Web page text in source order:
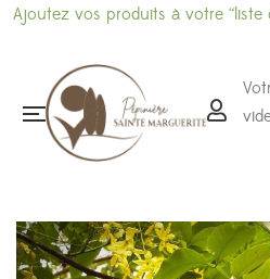
produits à votre “liste de souhaits”